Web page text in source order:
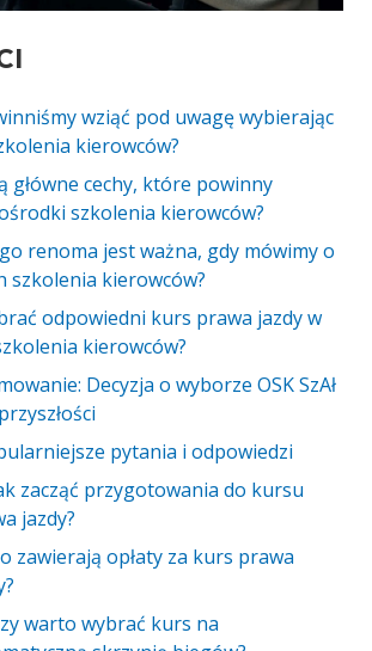
wziąć pod uwagę wybierając
kierowców?
główne cechy, które powinny
szkolenia kierowców?
renoma jest ważna, gdy mówimy o
szkolenia kierowców?
odpowiedni kurs prawa jazdy w
kierowców?
Decyzja o wyborze OSK SzAł
pytania i odpowiedzi
zacząć przygotowania do kursu
jazdy?
zawierają opłaty za kurs prawa
warto wybrać kurs na